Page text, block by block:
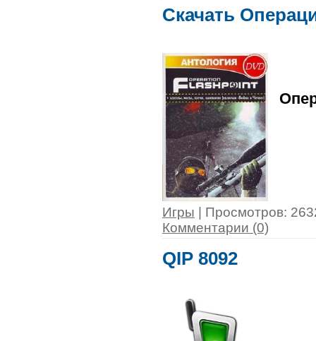
Скачать
Игры | Просмотров:
Комментарии (0)
QIP 8092